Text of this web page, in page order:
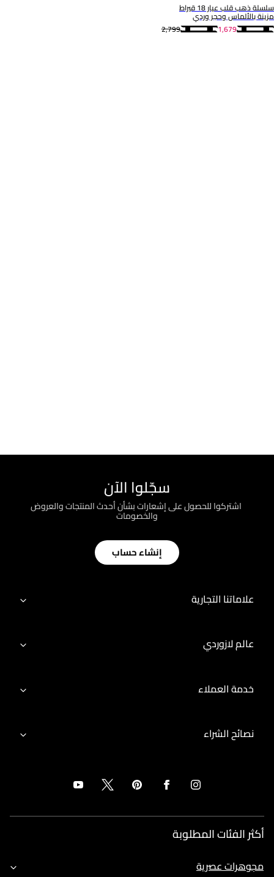
سلسلة ذهب قلب عيار 18 قيراط
مزينة بالألماس وحجر وردي
2,799
1,679
سجّلوا الآن
؜ اشتركوا للحصول على إشعارات بشأن أحدث المنتجات والعروض
والخصومات
إنشاء حساب
علاماتنا التجارية
عالم لازوردي
خدمة العملاء
نصائح الشراء
أكثر الفئات المطلوبة
مجوهرات عصرية